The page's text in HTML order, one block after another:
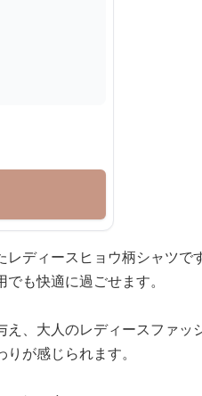
ディースヒョウ柄シャツです
も快適に過ごせます。
、大人のレディースファッ
が感じられます。